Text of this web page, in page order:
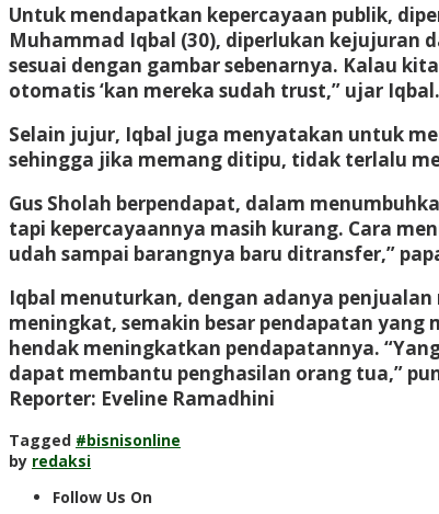
Untuk mendapatkan kepercayaan publik,
Muhammad Iqbal (30), diperlukan kejujuran
sesuai dengan gambar sebenarnya. Kalau
otomatis ‘kan mereka sudah trust,” ujar Iqbal.
Selain jujur, Iqbal juga menyatakan untuk
sehingga jika memang ditipu, tidak terlalu
Gus Sholah berpendapat, dalam
tapi kepercayaannya masih kurang. Cara
udah sampai barangnya baru ditransfer,”
Iqbal menuturkan, dengan adanya
meningkat, semakin besar pendapatan
hendak meningkatkan pendapatannya.
dapat membantu penghasilan orang tua,”
Reporter: Eveline Ramadhini
Tagged #bisnisonline
by redaksi
Follow Us On